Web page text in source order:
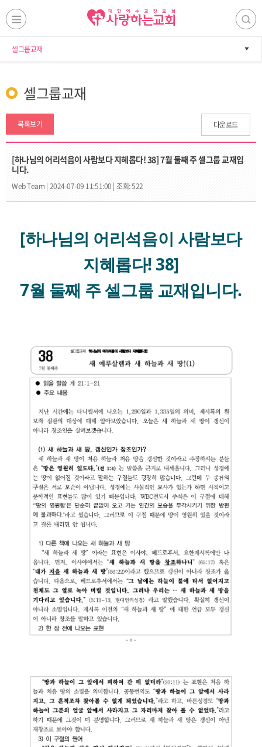
셀그룹교재
셀그룹교재
목록보기 다운로드
[하나님의 어리석음이 사람보다 지혜롭다! 38] 7월 둘째 주 셀그룹 교재입
니다.
Web Team | 2024-07-09 11:51:00 | 조회: 522
[하나님의 어리석음이 사람보다
지혜롭다! 38]
7월 둘째 주 셀그룹 교재입니다.